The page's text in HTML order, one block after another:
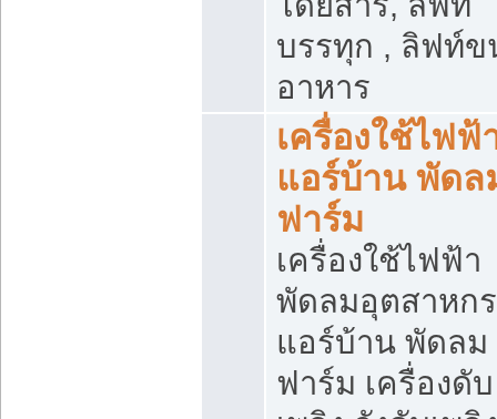
บรรทุก , ลิฟท์ข
อาหาร
เครื่องใช้ไฟฟ้
แอร์บ้าน พัดล
ฟาร์ม
เครื่องใช้ไฟฟ้า
พัดลมอุตสาหก
แอร์บ้าน พัดลม
ฟาร์ม เครื่องดับ